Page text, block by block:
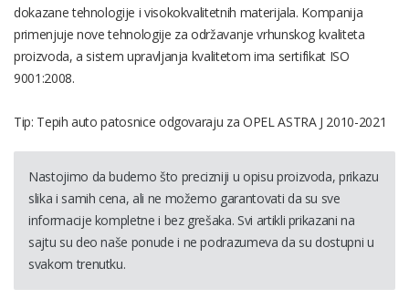
dokazane tehnologije i visokokvalitetnih materijala. Kompanija
primenjuje nove tehnologije za održavanje vrhunskog kvaliteta
proizvoda, a sistem upravljanja kvalitetom ima sertifikat ISO
9001:2008.
Tip: Tepih auto patosnice odgovaraju za OPEL ASTRA J 2010-2021
Nastojimo da budemo što precizniji u opisu proizvoda, prikazu
slika i samih cena, ali ne možemo garantovati da su sve
informacije kompletne i bez grešaka. Svi artikli prikazani na
sajtu su deo naše ponude i ne podrazumeva da su dostupni u
svakom trenutku.